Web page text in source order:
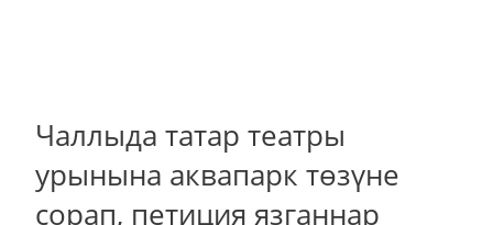
Чаллыда татар театры
урынына аквапарк төзүне
сорап, петиция язганнар